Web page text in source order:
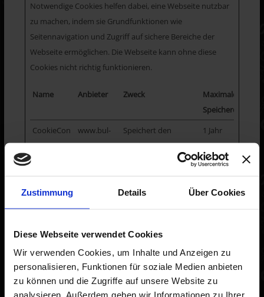
Zustimmung Details Über Cookies
Diese Webseite verwendet Cookies
Wir verwenden Cookies, um Inhalte und Anzeigen zu
personalisieren, Funktionen für soziale Medien anbieten
zu können und die Zugriffe auf unsere Website zu
analysieren. Außerdem geben wir Informationen zu Ihrer
Notwendige Cookies helfen dabei, eine Webseite nutzbar
zu machen, indem sie Grundfunktionen wie
Seitennavigation und Zugriff auf sichere Bereiche der
Webseite ermöglichen. Die Webseite kann ohne diese
Cookies nicht richtig funktionieren.
Name Anbieter Zweck
Maximale
Speicherdauer
CookieCon
sent
www.bul-
computer.
Speichert den
Zustimmungsstatus
des Benutzers für
aktuellen Domäne.
1 Jahr
4. Erfassung von allgemeinen Daten
und Informationen
Die Internetseite der Firma B&L-Computer, Inhaber Michael